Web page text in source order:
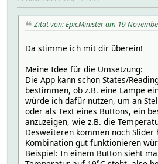
Zitat von: EpicMinister am 19
Da stimme ich mit dir überein!
Meine Idee für die Umsetzung:
Die App kann schon States/
bestimmen, ob z.B. eine Lampe
würde ich dafür nutzen, um an
oder als Text eines Buttons, ein
anzuzeigen, wie z.B. die
Desweiteren kommen noch Slider
Kombination gut funktionieren
Beispiel: In einem Button sieht